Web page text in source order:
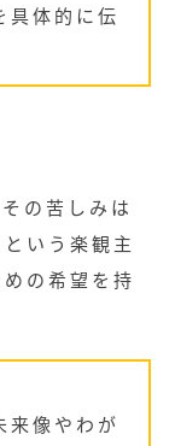
具体的に伝
の苦しみは
いう楽観主
の希望を持
来像やわが